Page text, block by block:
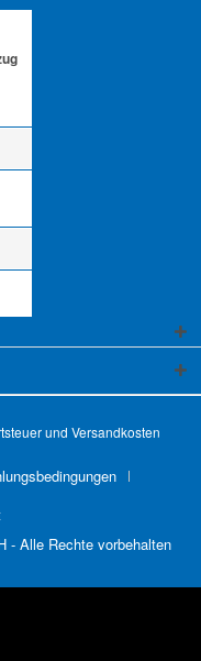
und Versandkosten
- Alle Rechte vorbehalten